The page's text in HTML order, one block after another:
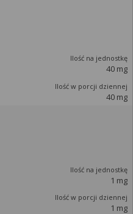
40 mg
40 mg
1 mg
1 mg